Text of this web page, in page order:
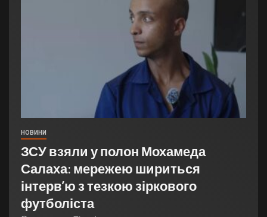
НОВИНИ
ЗСУ взяли у полон Мохамеда
Салаха: мережею шириться
інтерв’ю з тезкою зіркового
футболіста